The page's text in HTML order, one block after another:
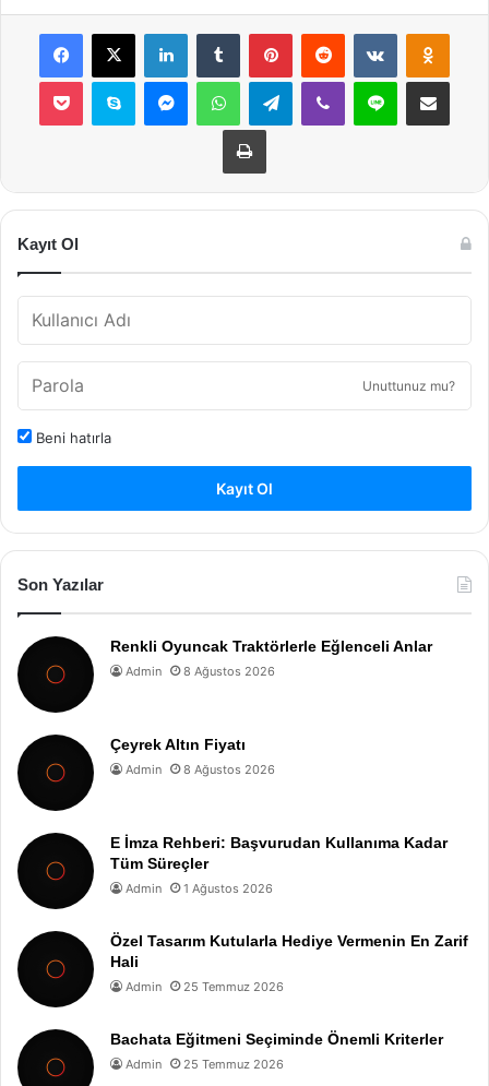
Facebook
X LinkedInTumblr PinterestReddit VKontakte
Pocket Skype MessengerWhatsAppTelegramViber Line E-Posta ile
Yazdır
Kayıt Ol
Unuttunuz mu?
Beni hatırla
Kayıt Ol
Son Yazılar
Renkli Oyuncak Traktörlerle Eğlenceli Anlar
Admin 8 Ağustos 2026
Çeyrek Altın Fiyatı
Admin 8 Ağustos 2026
E İmza Rehberi: Başvurudan Kullanıma Kadar
Tüm Süreçler
Admin 1 Ağustos 2026
Özel Tasarım Kutularla Hediye Vermenin En Zarif
Hali
Admin 25 Temmuz 2026
Bachata Eğitmeni Seçiminde Önemli Kriterler
Admin 25 Temmuz 2026